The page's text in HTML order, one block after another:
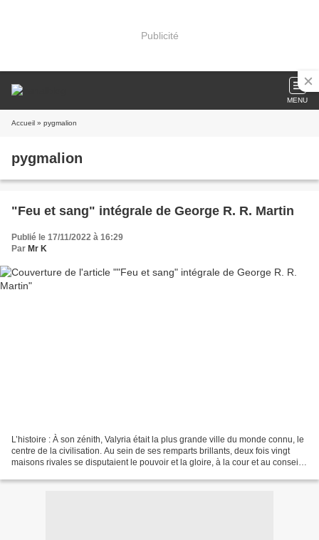
Publicité
MENU
Accueil » pygmalion
pygmalion
"Feu et sang" intégrale de George R. R. Martin
Publié le 17/11/2022 à 16:29
Par Mr K
L’histoire : À son zénith, Valyria était la plus grande ville du monde connu, le
centre de la civilisation. Au sein de ses remparts brillants, deux fois vingt
maisons rivales se disputaient le pouvoir et la gloire, à la cour et au conseil,